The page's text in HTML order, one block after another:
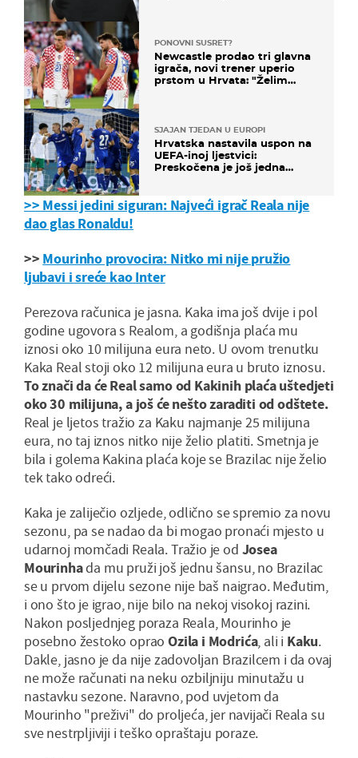
PONOVNI SUSRET?
Newcastle prodao tri glavna
igrača, novi trener uperio
prstom u Hrvata: "Želim
SJAJAN TJEDAN U EUROPI
Hrvatska nastavila uspon na
UEFA-inoj ljestvici:
Preskočena je još jedna
>> Messi jedini siguran: Najveći igrač Reala nije
dao glas Ronaldu!
>> Mourinho provocira: Nitko mi nije pružio
ljubavi i sreće kao Inter
Perezova računica je jasna. Kaka ima još dvije i pol
godine ugovora s Realom, a godišnja plaća mu
iznosi oko 10 milijuna eura neto. U ovom trenutku
Kaka Real stoji oko 12 milijuna eura u bruto iznosu.
To znači da će Real samo od Kakinih plaća uštedjeti
oko 30 milijuna, a još će nešto zaraditi od odštete.
Real je ljetos tražio za Kaku najmanje 25 milijuna
eura, no taj iznos nitko nije želio platiti. Smetnja je
bila i golema Kakina plaća koje se Brazilac nije želio
tek tako odreći.
Kaka je zaliječio ozljede, odlično se spremio za novu
sezonu, pa se nadao da bi mogao pronaći mjesto u
udarnoj momčadi Reala. Tražio je od Josea
Mourinhada mu pruži još jednu šansu, no Brazilac
se u prvom dijelu sezone nije baš naigrao. Međutim,
i ono što je igrao, nije bilo na nekoj visokoj razini.
Nakon posljednjeg poraza Reala, Mourinho je
posebno žestoko opraoOzila i Modrića, ali i Kaku.
Dakle, jasno je da nije zadovoljan Brazilcem i da ovaj
ne može računati na neku ozbiljniju minutažu u
nastavku sezone. Naravno, pod uvjetom da
Mourinho "preživi" do proljeća, jer navijači Reala su
sve nestrpljiviji i teško opraštaju poraze.